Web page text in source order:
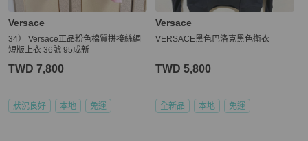
Versace
34） Versace正品粉色棉質拼接絲綢
短版上衣 36號 95成新
TWD 7,800
狀況良好 本地 免運
Versace
VERSACE黑色巴洛克黑色衛衣
TWD 5,800
全新品 本地 免運